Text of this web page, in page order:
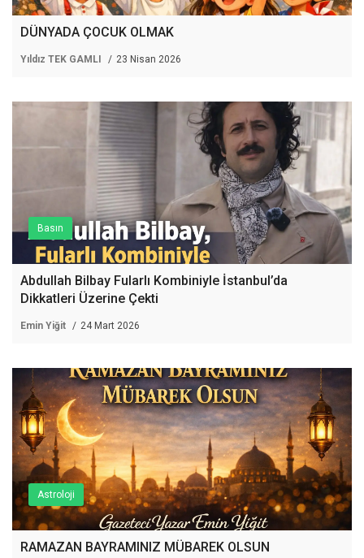
DÜNYADA ÇOCUK OLMAK
Yıldız TEK GAMLI 23 Nisan 2026
Basın
Abdullah Bilbay Fularlı Kombiniyle İstanbul’da
Dikkatleri Üzerine Çekti
Emin Yiğit 24 Mart 2026
Astroloji
RAMAZAN BAYRAMINIZ MÜBAREK OLSUN